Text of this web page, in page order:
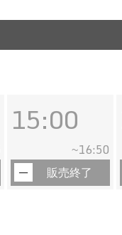
15:00
~16:50
販売終了